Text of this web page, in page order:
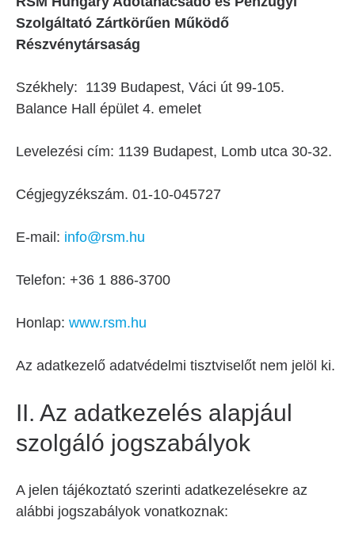
Szolgáltató Zártkörűen Működő
Részvénytársaság
Székhely: 1139 Budapest, Váci út 99-105.
Balance Hall épület 4. emelet
Levelezési cím: 1139 Budapest, Lomb utca 30-32.
Cégjegyzékszám. 01-10-045727
E-mail: info@rsm.hu
Telefon: +36 1 886-3700
Honlap: www.rsm.hu
Az adatkezelő adatvédelmi tisztviselőt nem jelöl ki.
II. Az adatkezelés alapjául
szolgáló jogszabályok
A jelen tájékoztató szerinti adatkezelésekre az
alábbi jogszabályok vonatkoznak: